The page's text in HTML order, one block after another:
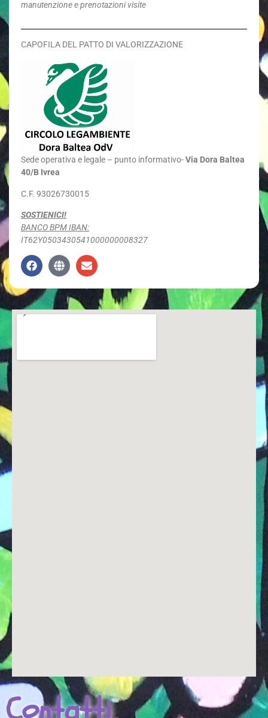
manutenzione e prenotazioni visite
CAPOFILA DEL PATTO DI VALORIZZAZIONE
Sedeoperativa e legale – punto informativo-Via Dora Baltea
40/B Ivrea
C.F. 93026730015
SOSTIENICI!
BANCO BPM IBAN:
IT62Y0503430541000000008327